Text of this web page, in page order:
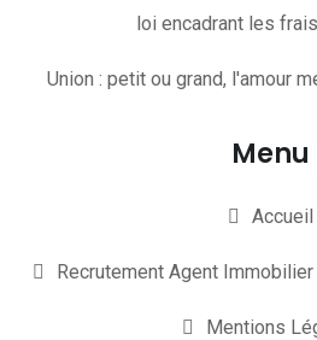
loi encadrant les
Union : petit ou grand, l'amour
Menu
Accueil
Recrutement Agent
Mentions